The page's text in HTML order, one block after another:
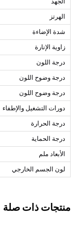
الهرتز
شدة الإضاءة
زاوية الإنارة
درجة اللون
درجة وضوح اللون
درجة وضوح اللون
دورات التشغيل والإطفاء
درجة الحرارة
درجة الحماية
الأبعاد ملم
لون الجسم الخارجي
منتجات ذات صلة